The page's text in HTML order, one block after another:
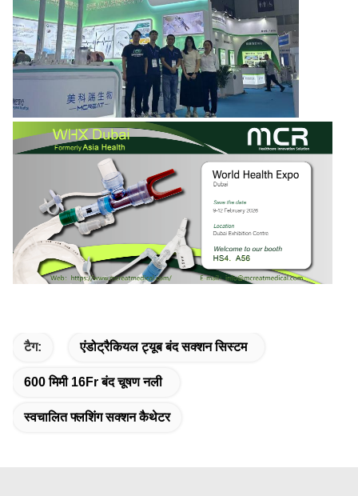
टैग: एंडोट्रैकियल ट्यूब बंद सक्शन सिस्टम
600 मिमी 16Fr बंद चूषण नली
स्वचालित फ्लशिंग सक्शन कैथेटर